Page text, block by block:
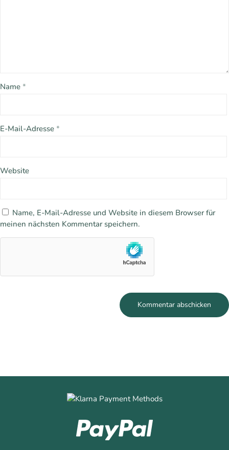
Name *
E-Mail-Adresse *
Website
Name, E-Mail-Adresse und Website in diesem Browser für
meinen nächsten Kommentar speichern.